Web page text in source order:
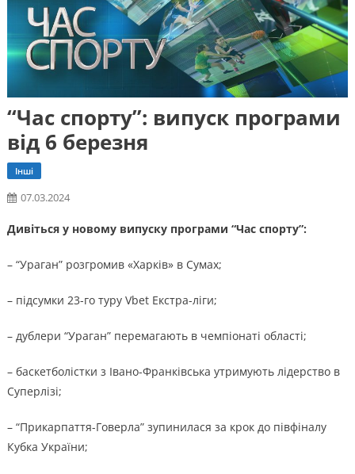
“Час спорту”: випуск програми
від 6 березня
Інші
07.03.2024
Дивіться у новому випуску програми “Час спорту”:
– “Ураган” розгромив «Харків» в Сумах;
– підсумки 23-го туру Vbet Екстра-ліги;
– дублери “Ураган” перемагають в чемпіонаті області;
– баскетболістки з Івано-Франківська утримують лідерство в
Суперлізі;
– “Прикарпаття-Говерла” зупинилася за крок до півфіналу
Кубка України;